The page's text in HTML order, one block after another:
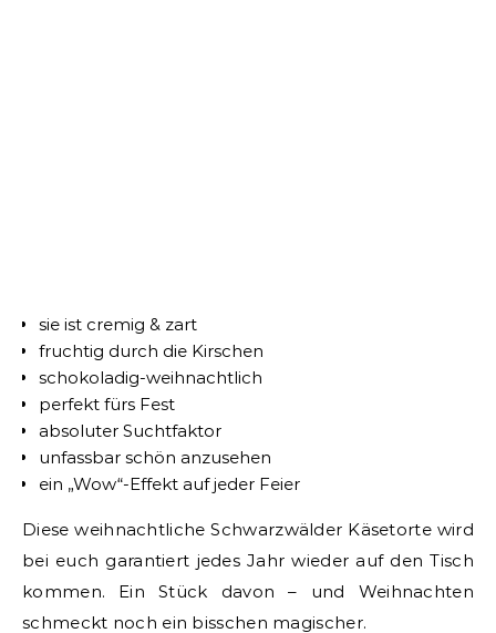
sie ist cremig & zart
fruchtig durch die Kirschen
schokoladig-weihnachtlich
perfekt fürs Fest
absoluter Suchtfaktor
unfassbar schön anzusehen
ein „Wow“-Effekt auf jeder Feier
Diese weihnachtliche Schwarzwälder Käsetorte wird
bei euch garantiert jedes Jahr wieder auf den Tisch
kommen. Ein Stück davon – und Weihnachten
schmeckt noch ein bisschen magischer.